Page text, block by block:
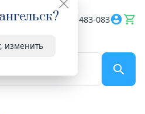
?
изменить
8182 483-083